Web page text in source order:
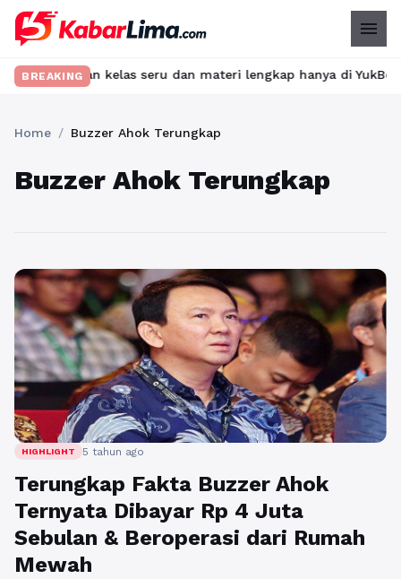
menu
BREAKINGkelas seru dan materi lengkap hanya di
Home / Buzzer Ahok Terungkap
Buzzer Ahok Terungkap
HIGHLIGHT 5 tahun ago
Terungkap Fakta Buzzer Ahok
Ternyata Dibayar Rp 4 Juta
Sebulan & Beroperasi dari Rumah
Mewah